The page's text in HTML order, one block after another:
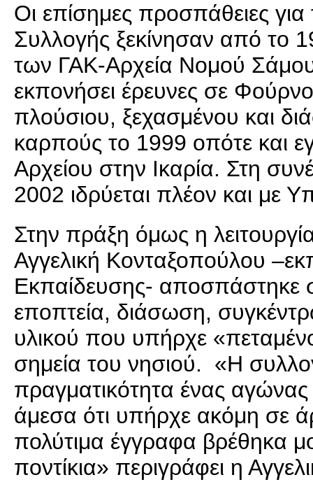
Οι επίσημες προσπάθειες
Συλλογής ξεκίνησαν από το
των ΓΑΚ-Αρχεία Νομού
εκπονήσει έρευνες σε
πλούσιου, ξεχασμένου και
καρπούς το 1999 οπότε και
Αρχείου στην Ικαρία. Στη
2002 ιδρύεται πλέον και με
Στην πράξη όμως η
Αγγελική Κονταξοπούλου
Εκπαίδευσης- αποσπάστηκε
εποπτεία, διάσωση,
υλικού που υπήρχε
σημεία του νησιού. «Η
πραγματικότητα ένας
άμεσα ότι υπήρχε ακόμη σε
πολύτιμα έγγραφα βρέθηκα
ποντίκια» περιγράφει η